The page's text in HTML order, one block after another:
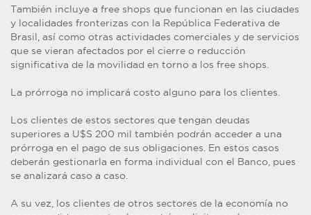
También incluye a free shops que funcionan en las ciudades
y localidades fronterizas con la República Federativa de
Brasil, así como otras actividades comerciales y de servicios
que se vieran afectados por el cierre o reducción
significativa de la movilidad en torno a los free shops.
La prórroga no implicará costo alguno para los clientes.
Los clientes de estos sectores que tengan deudas
superiores a U$S 200 mil también podrán acceder a una
prórroga en el pago de sus obligaciones. En estos casos
deberán gestionarla en forma individual con el Banco, pues
se analizará caso a caso.
A su vez, los clientes de otros sectores de la economía no